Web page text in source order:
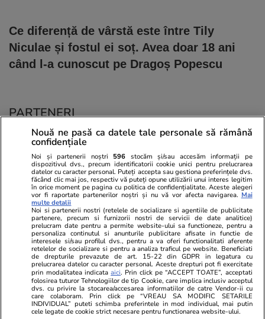
Ce diferență de vârstă este între Tily
Niculae și fostul ei soț. Avea doar 18 ani
când l-a cunoscut pe Dragoș Popescu
PARTENERI
Viva.ro
"Nici acum nu îi știu bine. Nu îi știu familia".
A tăcut luni întregi, dar acum Gina Matache a
spus adevărul despre relația cu ginerele ei,
Radu Siffr...
Unica.ro
Nu și ei! S-au
căsnicie! Cei doi
secret. Nimeni
motiv al
Nouă ne pasă ca datele tale personale să rămână
confidențiale
Noi și partenerii noștri 596 stocăm și/sau accesăm informații pe
dispozitivul dvs., precum identificatorii cookie unici pentru prelucrarea
datelor cu caracter personal. Puteți accepta sau gestiona preferințele dvs.
făcând clic mai jos, respectiv vă puteți opune utilizării unui interes legitim
în orice moment pe pagina cu politica de confidențialitate. Aceste alegeri
vor fi raportate partenerilor noștri și nu vă vor afecta navigarea. Mai
multe detalii
Noi si partenerii nostri (retelele de socializare si agentiile de publicitate
partenere, precum si furnizorii nostri de servicii de date analitice)
prelucram date pentru a permite website-ului sa functioneze, pentru a
personaliza continutul si anunturile publicitare afisate in functie de
interesele si/sau profilul dvs., pentru a va oferi functionalitati aferente
retelelor de socializare si pentru a analiza traficul pe website. Beneficiati
de drepturile prevazute de art. 15-22 din GDPR in legatura cu
prelucrarea datelor cu caracter personal. Aceste drepturi pot fi exercitate
prin modalitatea indicataaici. Prin click pe “ACCEPT TOATE”, acceptati
folosirea tuturor Tehnologiilor de tip Cookie, care implica inclusiv acceptul
dvs. cu privire la stocarea/accesarea informatiilor de catre Vendor-ii cu
care colaboram. Prin click pe “VREAU SA MODIFIC SETARILE
INDIVIDUAL” puteti schimba preferintele in mod individual, mai putin
cele legate de cookie strict necesare pentru functionarea website-ului.